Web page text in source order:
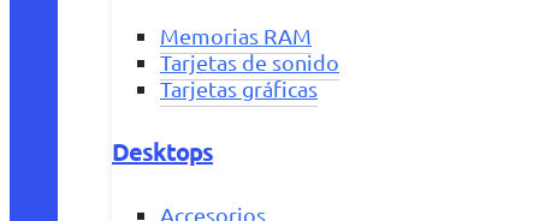
Memorias RAM
Tarjetas de sonido
Tarjetas gráficas
Desktops
Accesorios